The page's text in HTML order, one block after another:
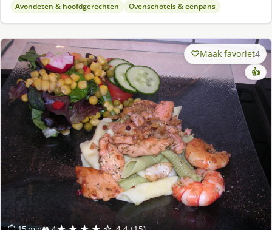
Avondeten & hoofdgerechten Ovenschotels & eenpans
Maak favoriet4
👍